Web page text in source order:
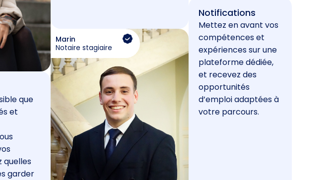
que
et
quelles
garder
Marin
Notaire stagiaire
Notifications
Mettez en avant vos
compétences et
expériences sur une
plateforme dédiée,
et recevez des
opportunités
d’emploi adaptées à
votre parcours.